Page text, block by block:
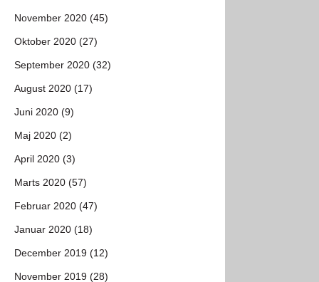
November 2020 (45)
Oktober 2020 (27)
September 2020 (32)
August 2020 (17)
Juni 2020 (9)
Maj 2020 (2)
April 2020 (3)
Marts 2020 (57)
Februar 2020 (47)
Januar 2020 (18)
December 2019 (12)
November 2019 (28)